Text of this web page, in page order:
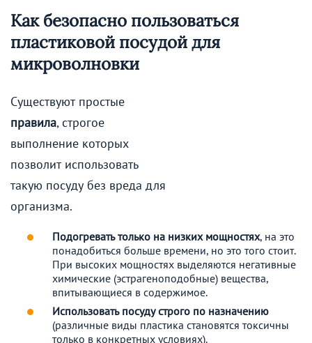
Как безопасно пользоваться
пластиковой посудой для
микроволновки
Существуют простые
правила, строгое
выполнение которых
позволит использовать
такую посуду без вреда для
организма.
Подогревать только на низких мощностях, на это
понадобиться больше времени, но это того стоит.
При высоких мощностях выделяются негативные
химические (эстрагеноподобные) вещества,
впитывающиеся в содержимое.
Использовать посуду строго по назначению
(различные виды пластика становятся токсичны
только в конкретных условиях).